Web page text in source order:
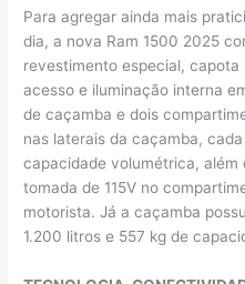
Para agregar ainda mais
dia, a nova Ram 1500 2025
revestimento especial,
acesso e iluminação interna
de caçamba e dois
nas laterais da caçamba,
capacidade volumétrica, além
tomada de 115V no
motorista. Já a caçamba
1.200 litros e 557 kg de